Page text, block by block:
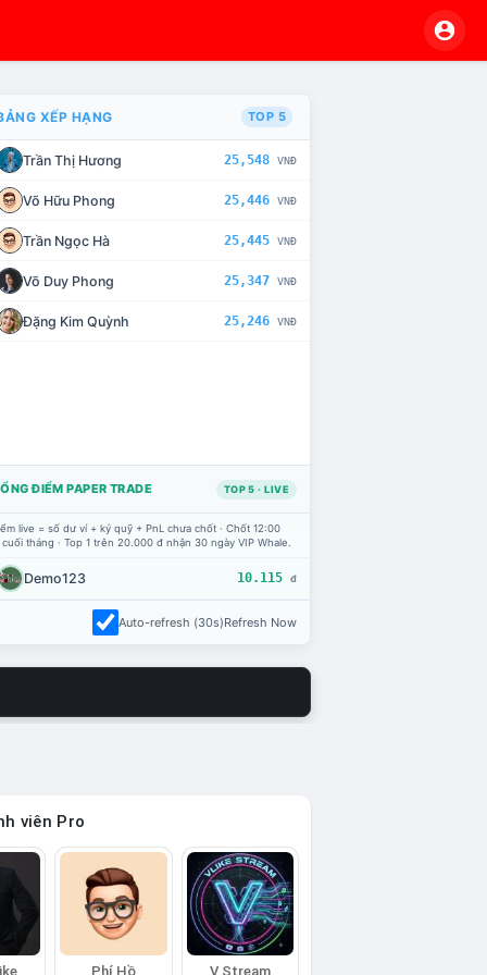
CHẾ TÀI XỬ LÝ VI PHẠM
XẾP HẠNG TOP 5
Trần Thị Hương 25,548 VNĐ
Võ Hữu Phong 25,446 VNĐ
Trần Ngọc Hà 25,445 VNĐ
Võ Duy Phong 25,347 VNĐ
Đặng Kim Quỳnh 25,246 VNĐ
ĐIỂM PAPER TRADE TOP 5 · LIVE
live = số dư ví + ký quỹ + PnL chưa chốt · Chốt 12:00
tháng · Top 1 trên 20.000 đ nhận 30 ngày VIP Whale.
Demo123 10.115 đ
Auto-refresh (30s)Refresh Now
viên Pro
Phí Hồ V Stream